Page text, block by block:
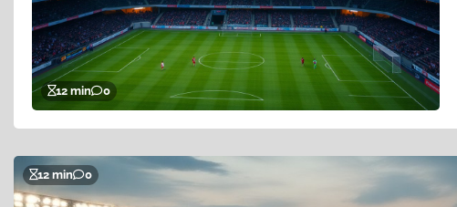
12 min 0
12 min 0